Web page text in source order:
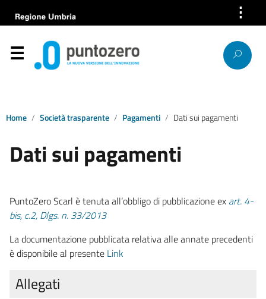
⋮
Azienda
Servizi
Bandi e gare
News
Lavora con noi
Società trasparente
Home Società trasparente Pagamenti Dati sui pagamenti
Dati sui pagamenti
PuntoZero Scarl è tenuta all’obbligo di pubblicazione ex art. 4-
bis, c.2, Dlgs. n. 33/2013
La documentazione pubblicata relativa alle annate precedenti
è disponibile al presente Link
Allegati